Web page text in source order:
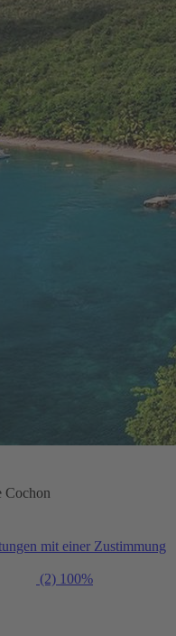
Cochon
mit einer Zustimmung
(2) 100%